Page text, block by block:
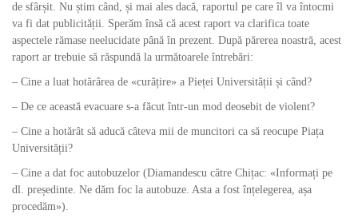
de sfârșit. Nu știm când, și mai ales dacă, raportul pe care îl va întocmi
va fi dat publicității. Sperăm însă că acest raport va clarifica toate
aspectele rămase neelucidate până în prezent. După părerea noastră, acest
raport ar trebuie să răspundă la următoarele întrebări:
– Cine a luat hotărârea de «curățire» a Pieței Universității și când?
– De ce această evacuare s-a făcut într-un mod deosebit de violent?
– Cine a hotărât să aducă câteva mii de muncitori ca să reocupe Piața
Universității?
– Cine a dat foc autobuzelor (Diamandescu către Chițac: «Informați pe
dl. președinte. Ne dăm foc la autobuze. Asta a fost înțelegerea, așa
procedăm»).